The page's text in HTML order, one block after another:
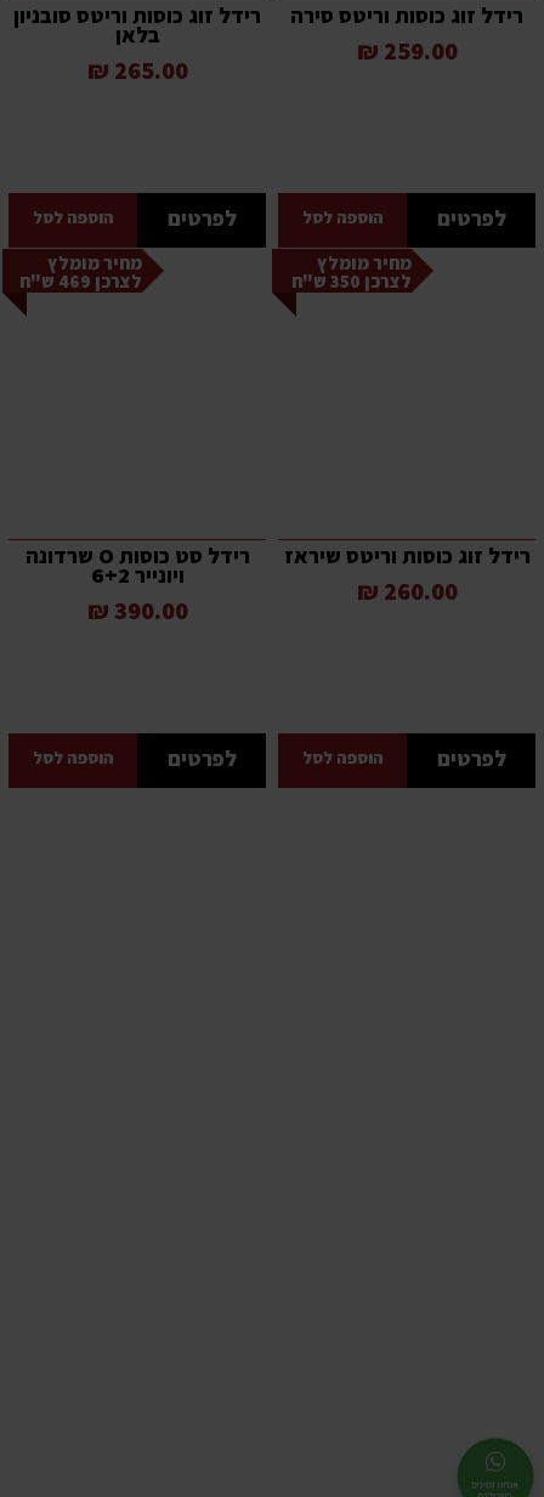
רידל זוג כוסות וריטס סירה
259.00 ₪
לפרטים הוספה לסל
רידל זוג כוסות וריטס סובניון
בלאן
265.00 ₪
לפרטים הוספה לסל
מחיר מומלץ
לצרכן 350 ש"ח
רידל זוג כוסות וריטס שיראז
260.00 ₪
לפרטים הוספה לסל
מחיר מומלץ
לצרכן 469 ש"ח
רידל סט כוסות O שרדונה
ויונייר 6+2
390.00 ₪
לפרטים הוספה לסל